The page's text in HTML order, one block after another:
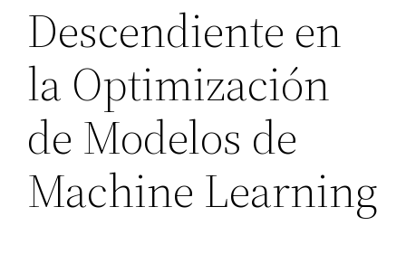
Descendiente en
la Optimización
de Modelos de
Machine Learning